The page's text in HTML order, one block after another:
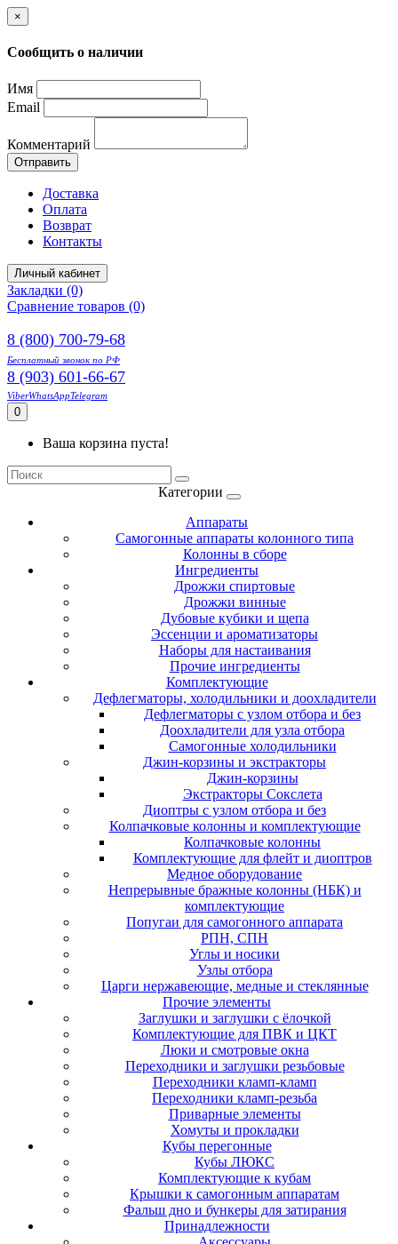
×
Сообщить о наличии
Имя
Email
Комментарий
Отправить
Доставка
Оплата
Возврат
Контакты
Личный кабинет
Закладки (0)
Сравнение товаров (0)
8 (800) 700-79-68
Бесплатный звонок по РФ
8 (903) 601-66-67
ViberWhatsAppTelegram
0
Ваша корзина пуста!
Категории
Аппараты
Самогонные аппараты колонного типа
Колонны в сборе
Ингредиенты
Дрожжи спиртовые
Дрожжи винные
Дубовые кубики и щепа
Эссенции и ароматизаторы
Наборы для настаивания
Прочие ингредиенты
Комплектующие
Дефлегматоры, холодильники и доохладители
Дефлегматоры с узлом отбора и без
Доохладители для узла отбора
Самогонные холодильники
Джин-корзины и экстракторы
Джин-корзины
Экстракторы Сокслета
Диоптры с узлом отбора и без
Колпачковые колонны и комплектующие
Колпачковые колонны
Комплектующие для флейт и диоптров
Медное оборудование
Непрерывные бражные колонны (НБК) и
комплектующие
Попугаи для самогонного аппарата
РПН, СПН
Углы и носики
Узлы отбора
Царги нержавеющие, медные и стеклянные
Прочие элементы
Заглушки и заглушки с ёлочкой
Комплектующие для ПВК и ЦКТ
Люки и смотровые окна
Переходники и заглушки резьбовые
Переходники кламп-кламп
Переходники кламп-резьба
Приварные элементы
Хомуты и прокладки
Кубы перегонные
Кубы ЛЮКС
Комплектующие к кубам
Крышки к самогонным аппаратам
Фальш дно и бункеры для затирания
Принадлежности